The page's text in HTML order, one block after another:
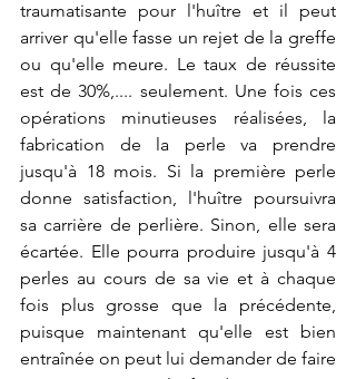
traumatisante pour l'huître et il peut
arriver qu'elle fasse un rejet de la greffe
ou qu'elle meure. Le taux de réussite
est de 30%,.... seulement. Une fois ces
opérations minutieuses réalisées, la
fabrication de la perle va prendre
jusqu'à 18 mois. Si la première perle
donne satisfaction, l'huître poursuivra
sa carrière de perlière. Sinon, elle sera
écartée. Elle pourra produire jusqu'à 4
perles au cours de sa vie et à chaque
fois plus grosse que la précédente,
puisque maintenant qu'elle est bien
entraînée on peut lui demander de faire